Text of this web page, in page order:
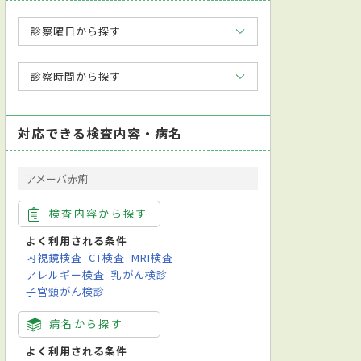
診察曜日から探す
診察時間から探す
対応できる検査内容・病名
アメーバ赤痢
検査内容から探す
よく利用される条件
内視鏡検査 CT検査 MRI検査
アレルギー検査 乳がん検診
子宮頸がん検診
病名から探す
よく利用される条件